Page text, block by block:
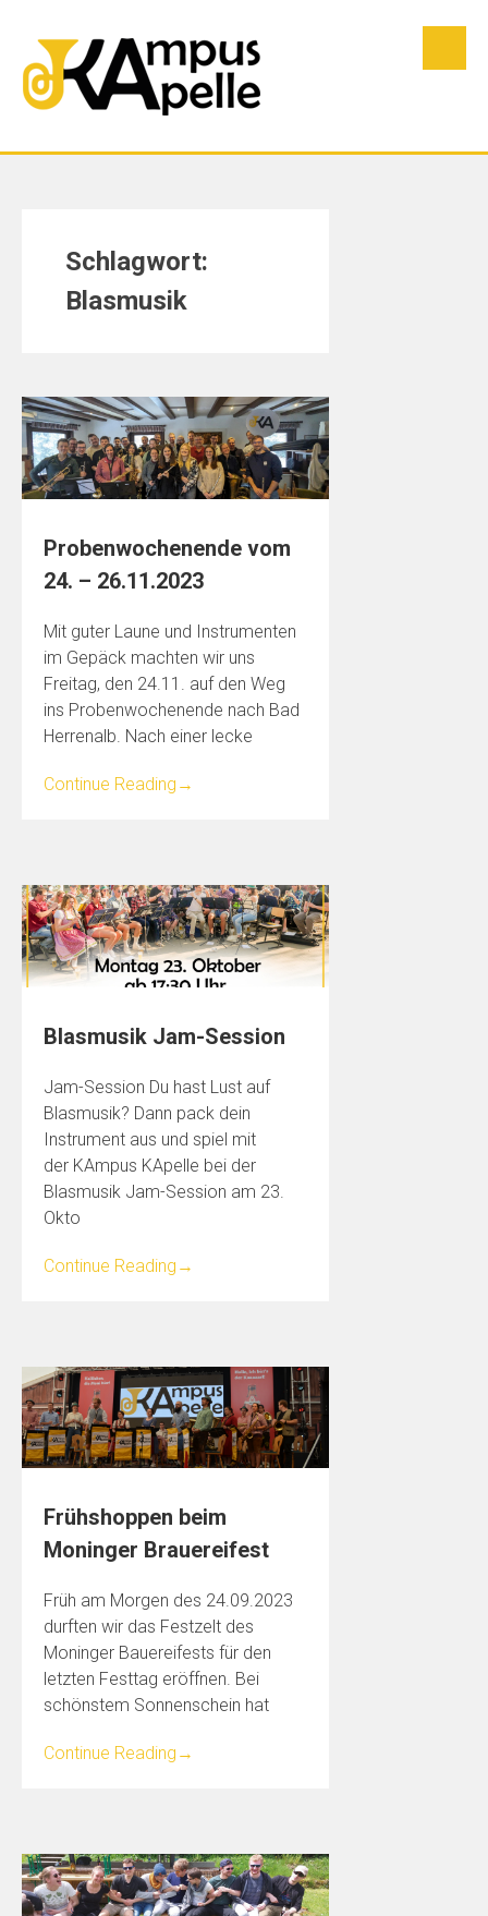
content
Schlagwort:
Blasmusik
Probenwochenende vom
24. – 26.11.2023
Mit guter Laune und Instrumenten
im Gepäck machten wir uns
Freitag, den 24.11. auf den Weg
ins Probenwochenende nach Bad
Herrenalb. Nach einer lecke
Continue Reading →
Blasmusik Jam-Session
Jam-Session Du hast Lust auf
Blasmusik? Dann pack dein
Instrument aus und spiel mit
der KAmpus KApelle bei der
Blasmusik Jam-Session am 23.
Okto
Continue Reading →
Frühshoppen beim
Moninger Brauereifest
Früh am Morgen des 24.09.2023
durften wir das Festzelt des
Moninger Bauereifests für den
letzten Festtag eröffnen. Bei
schönstem Sonnenschein hat
Continue Reading →